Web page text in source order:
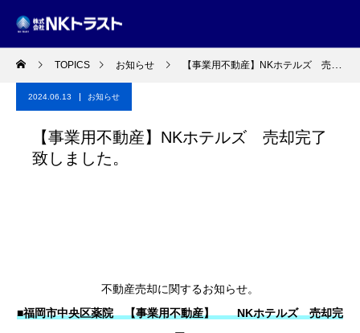
TOPICS お知らせ 【事業用不動産】NKホテルズ 売却完了致しました。
2024.06.13 お知らせ
【事業用不動産】NKホテルズ 売却完了
致しました。
不動産売却に関するお知らせ。
■福岡市中央区薬院 【事業用不動産】 NKホテルズ 売却完